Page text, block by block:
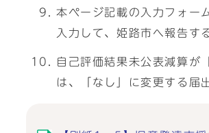
本ページ記載の入力フォー
入力して、姫路市へ報告す
自己評価結果未公表減算が
は、「なし」に変更する届